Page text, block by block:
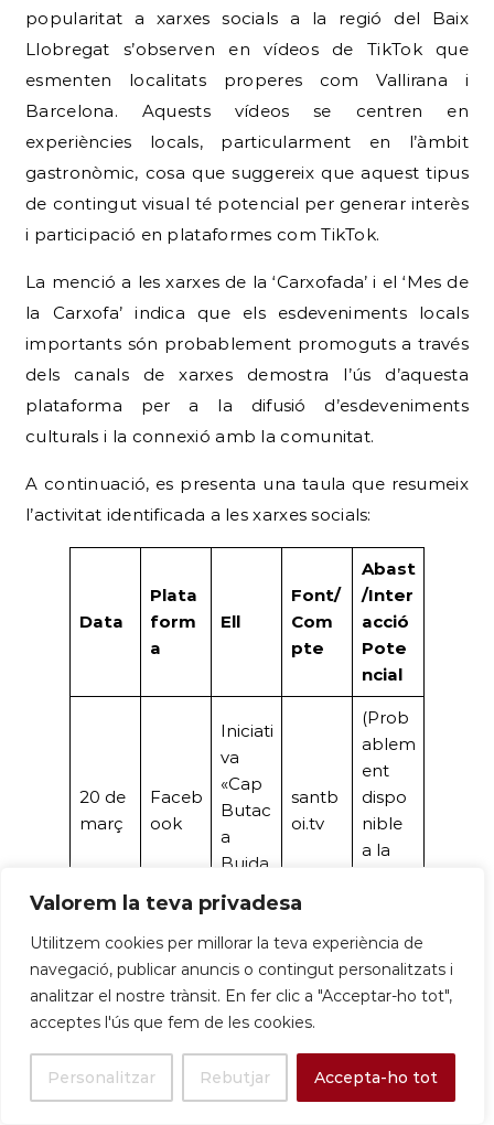
Valorem la teva privadesa
Utilitzem cookies per millorar la teva experiència de
navegació, publicar anuncis o contingut personalitzats i
analitzar el nostre trànsit. En fer clic a "Acceptar-ho tot",
acceptes l'ús que fem de les cookies.
Personalitzar Rebutjar Accepta-ho tot
popularitat a xarxes socials a la regió del Baix
Llobregat s’observen en vídeos de TikTok que
esmenten localitats properes com Vallirana i
Barcelona. Aquests vídeos se centren en
experiències locals, particularment en l’àmbit
gastronòmic, cosa que suggereix que aquest tipus
de contingut visual té potencial per generar interès
i participació en plataformes com TikTok.
La menció a les xarxes de la ‘Carxofada’ i el ‘Mes de
la Carxofa’ indica que els esdeveniments locals
importants són probablement promoguts a través
dels canals de xarxes demostra l’ús d’aquesta
plataforma per a la difusió d’esdeveniments
culturals i la connexió amb la comunitat.
A continuació, es presenta una taula que resumeix
l’activitat identificada a les xarxes socials:
Data
Plata
form
a
Ell
Font/
Com
pte
Abast
/Inter
acció
Pote
ncial
20 de
març
Faceb
ook
Iniciati
va
«Cap
Butac
a
Buida
»
santb
oi.tv
(Prob
ablem
ent
dispo
nible
a la
29/30
de
març
‘Carxo
fada’
2025
santb
oi.tv,
altres
(Prob
ablem
ent
catiu
atesa
l’escal